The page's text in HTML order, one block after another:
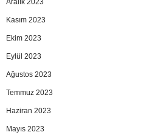
Kasım 2023
Ekim 2023
Eylül 2023
Ağustos 2023
Temmuz 2023
Haziran 2023
Mayıs 2023